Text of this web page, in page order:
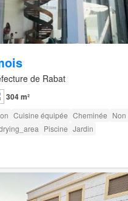
de Rabat
304 m²
Cuisine équipée Cheminée
Piscine Jardin